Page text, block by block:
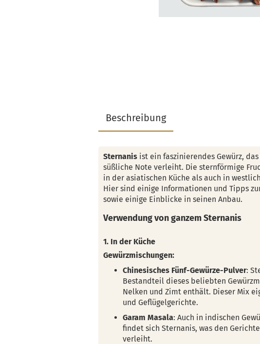
Beschreibung
Sternanis ist ein faszinierendes Gewürz,
süßliche Note verleiht. Die sternförmige
in der asiatischen Küche als auch in
Hier sind einige Informationen und Tipps
sowie einige Einblicke in seinen Anbau.
Verwendung von ganzem Sternanis
1. In der Küche
Gewürzmischungen:
Chinesisches Fünf-Gewürze-Pulver:
Bestandteil dieses beliebten
Nelken und Zimt enthält. Dieser Mix
und Geflügelgerichte.
Garam Masala: Auch in indischen
findet sich Sternanis, was den
verleiht.